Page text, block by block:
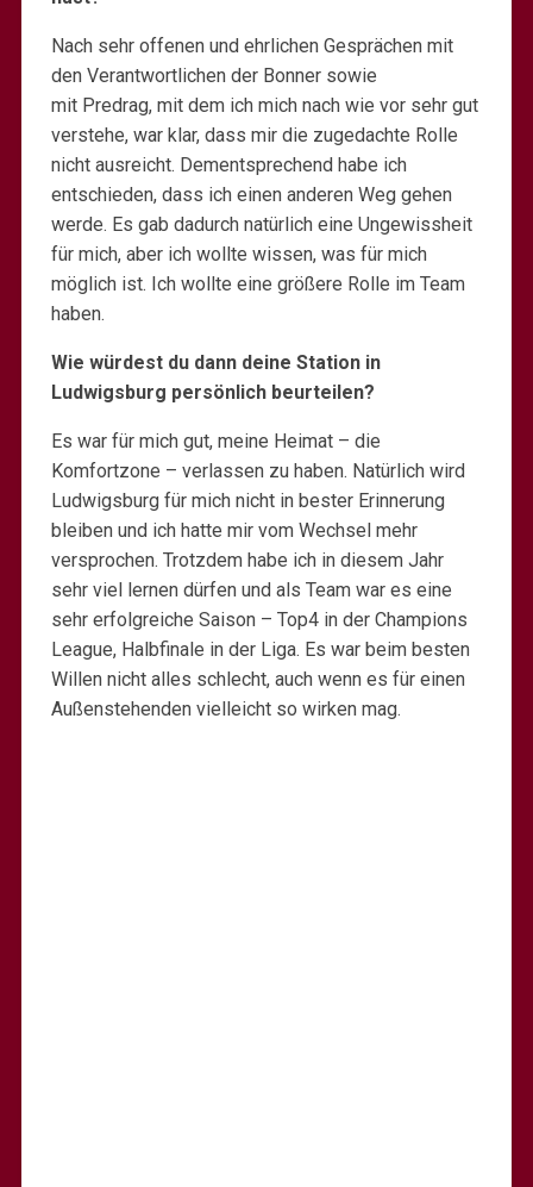
Nach sehr offenen und ehrlichen Gesprächen mit
den Verantwortlichen der Bonner sowie
mit Predrag, mit dem ich mich nach wie vor sehr gut
verstehe, war klar, dass mir die zugedachte Rolle
nicht ausreicht. Dementsprechend habe ich
entschieden, dass ich einen anderen Weg gehen
werde. Es gab dadurch natürlich eine Ungewissheit
für mich, aber ich wollte wissen, was für mich
möglich ist. Ich wollte eine größere Rolle im Team
haben.
Wie würdest du dann deine Station in
Ludwigsburg persönlich beurteilen?
Es war für mich gut, meine Heimat – die
Komfortzone – verlassen zu haben. Natürlich wird
Ludwigsburg für mich nicht in bester Erinnerung
bleiben und ich hatte mir vom Wechsel mehr
versprochen. Trotzdem habe ich in diesem Jahr
sehr viel lernen dürfen und als Team war es eine
sehr erfolgreiche Saison – Top4 in der Champions
League, Halbfinale in der Liga. Es war beim besten
Willen nicht alles schlecht, auch wenn es für einen
Außenstehenden vielleicht so wirken mag.